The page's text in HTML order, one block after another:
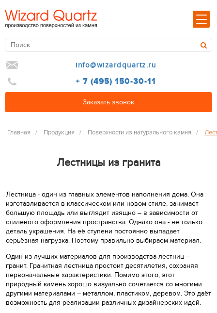
info@wizardquartz.ru
+ 7 (495) 150-30-11
Заказать звонок
Главная / Продукция / Поверхности из натурального камня /
Лестницы из гранита
Лестница - один из главных элементов наполнения дома. Она
изготавливается в классическом или новом стиле, занимает
большую площадь или выглядит изящно – в зависимости от
стилевого оформления пространства. Однако она - не только
деталь украшения. На её ступени постоянно выпадает
серьёзная нагрузка. Поэтому правильно выбираем материал.
Один из лучших материалов для производства лестниц –
гранит. Гранитная лестница простоит десятилетия, сохраняя
первоначальные характеристики. Помимо этого, этот
природный камень хорошо визуально сочетается со многими
другими материалами – металлом, пластиком, деревом. Это даёт
возможность для реализации различных дизайнерских идей.